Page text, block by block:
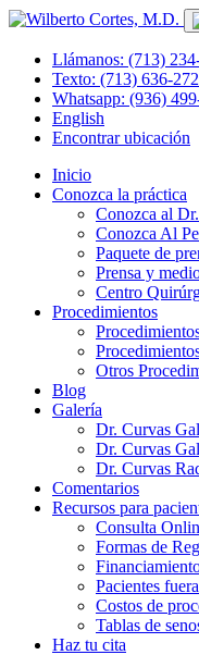
Llámanos: (713)
Texto: (713) 636-
Whatsapp: (936)
English
Encontrar ubicación
Inicio
Conozca la práctica
Conozca al
Conozca Al
Paquete de
Prensa y
Centro
Procedimientos
Otros
Blog
Galería
Dr. Curvas
Dr. Curvas
Dr. Curvas
Comentarios
Recursos para
Consulta
Formas de
Pacientes
Costos de
Tablas de
Haz tu cita